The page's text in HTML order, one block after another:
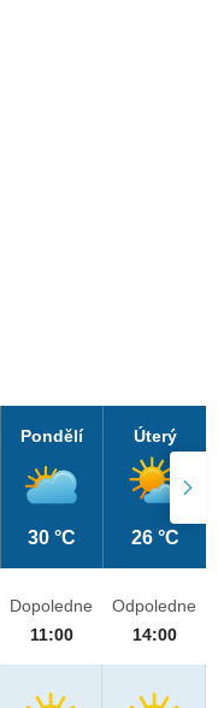
Pondělí
30 °C
Úterý
26 °C
Dopoledne
11:00
Odpoledne
14:00